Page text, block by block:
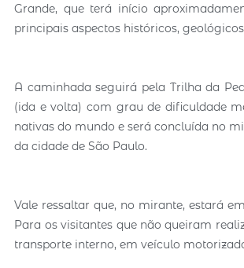
Grande, que terá início
principais aspectos históricos,
A caminhada seguirá pela Trilha da
(ida e volta) com grau de dificuldade
nativas do mundo e será concluída no
da cidade de São Paulo.
Vale ressaltar que, no mirante, estará
Para os visitantes que não queiram
transporte interno, em veículo